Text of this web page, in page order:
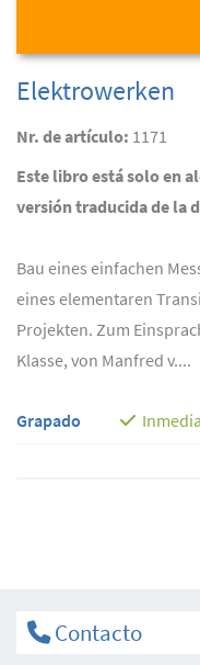
Elektrowerken
Nr. de artículo: 1171
Este libro está solo en
versión traducida de la
Bau eines einfachen
eines elementaren
Projekten. Zum
Klasse, von Manfred v....
Grapado
Contacto